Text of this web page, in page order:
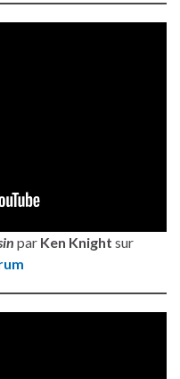
par Ken Knight sur